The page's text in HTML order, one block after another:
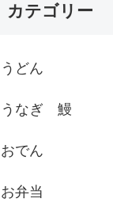
カテゴリー
うどん
うなぎ 鰻
おでん
お弁当